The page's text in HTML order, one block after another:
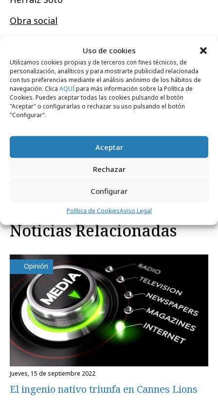
Uso de cookies
Utilizamos cookies propias y de terceros con fines técnicos, de
personalización, analíticos y para mostrarte publicidad relacionada
con tus preferencias mediante el análisis anónimo de los hábitos de
navegación. Clica AQUÍpara más información sobre la Política de
Cookies. Puedes aceptar todas las cookies pulsando el botón
"Aceptar" o configurarlas o rechazar su uso pulsando el botón
"Configurar".
Aceptar
Rechazar
Configurar
Política de CookiesAviso Legal
Obra social
"Mensaje en una botella" de Leo Burnett Iberia
Madrid para la Fundación Altius
"Capaz" de Shackleton Madrid para la ONCE
Noticias Relacionadas
Opinión
jueves, 15 de septiembre 2022
El ingenio nativo triunfa en Cannes Lions